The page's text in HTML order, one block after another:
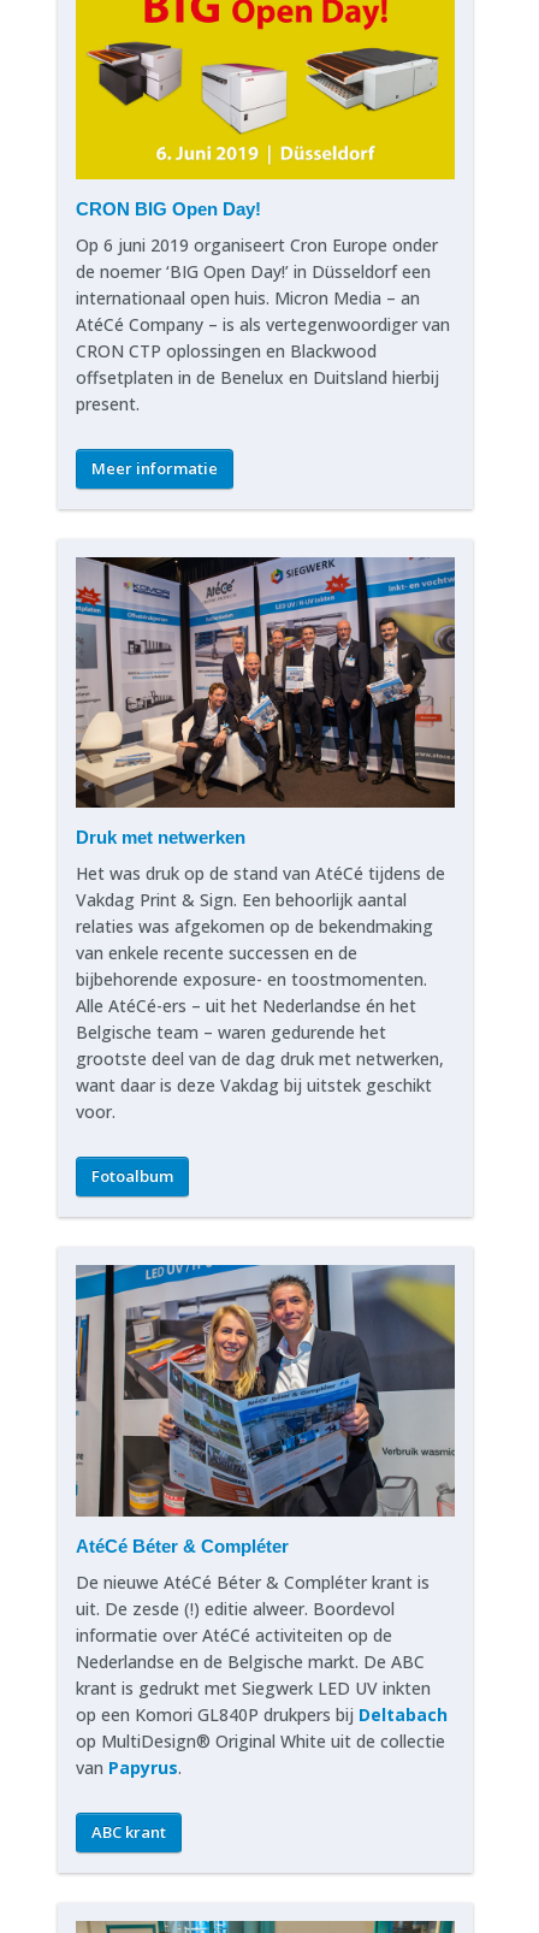
CRON BIG Open Day!
Op 6 juni 2019 organiseert Cron Europe onder
de noemer ‘BIG Open Day!’ in Düsseldorf een
internationaal open huis. Micron Media – an
AtéCé Company – is als vertegenwoordiger van
CRON CTP oplossingen en Blackwood
offsetplaten in de Benelux en Duitsland hierbij
present.
Meer informatie
Druk met netwerken
Het was druk op de stand van AtéCé tijdens de
Vakdag Print & Sign. Een behoorlijk aantal
relaties was afgekomen op de bekendmaking
van enkele recente successen en de
bijbehorende exposure- en toostmomenten.
Alle AtéCé-ers – uit het Nederlandse én het
Belgische team – waren gedurende het
grootste deel van de dag druk met netwerken,
want daar is deze Vakdag bij uitstek geschikt
voor.
Fotoalbum
AtéCé Béter & Compléter
De nieuwe AtéCé Béter & Compléter krant is
uit. De zesde (!) editie alweer. Boordevol
informatie over AtéCé activiteiten op de
Nederlandse en de Belgische markt. De ABC
krant is gedrukt met Siegwerk LED UV inkten
op een Komori GL840P drukpers bij Deltabach
op MultiDesign® Original White uit de collectie
van Papyrus.
ABC krant